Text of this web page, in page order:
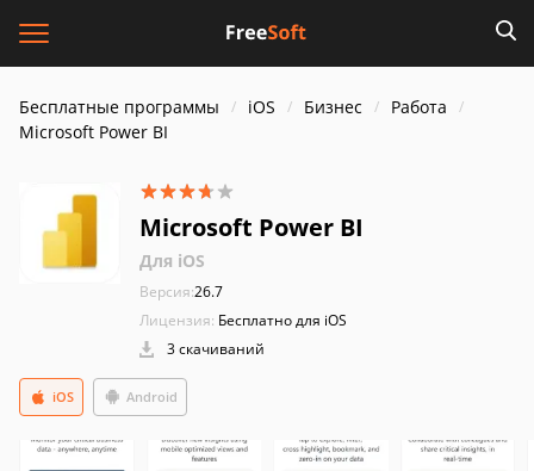
Бесплатные программы iOS Бизнес
Работа
Microsoft Power BI
Microsoft Power BI
Для iOS
Версия:26.7
Лицензия: Бесплатно для iOS
3 скачиваний
iOS Android